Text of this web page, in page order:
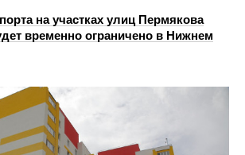
на участках улиц Пермякова
временно ограничено в Нижнем